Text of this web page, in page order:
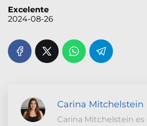
Excelente
2024-08-26
Carina Mitchelstein
Carina Mitchelstein es